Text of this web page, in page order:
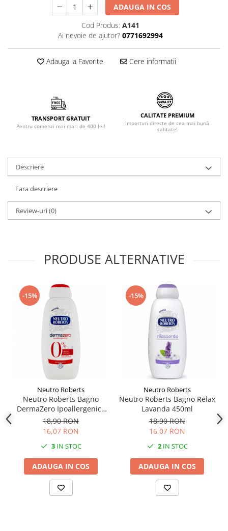
Zahăr & Îndulcitori
Lapte & Condensat
Gran Cucina
Orez & Polenta
ADAUGA IN COS
Cod Produs: A141
Ai nevoie de ajutor? 0771692994
Adauga la Favorite Cere informatii
TRANSPORT GRATUIT
Pentru comenzi mai mari de 400 lei!
CALITATE PREMIUM
Importuri directe de cea mai bună
calitate!
Descriere
Fara descriere
Review-uri(0)
PRODUSE ALTERNATIVE
-15%
Neutro Roberts
Neutro Roberts Bagno
DermaZero Ipoallergenico
450ml
18,90 RON
16,07 RON
3IN STOC
ADAUGA IN COS
-15%
Neutro Roberts
Neutro Roberts Bagno Relax
Lavanda 450ml
18,90 RON
16,07 RON
2IN STOC
ADAUGA IN COS